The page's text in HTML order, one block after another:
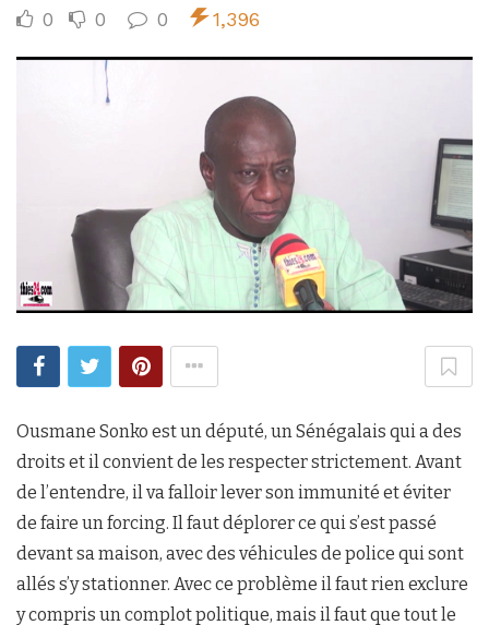
0 0 0 1,396
Ousmane Sonko est un député, un Sénégalais qui a des
droits et il convient de les respecter strictement. Avant
de l’entendre, il va falloir lever son immunité et éviter
de faire un forcing. Il faut déplorer ce qui s’est passé
devant sa maison, avec des véhicules de police qui sont
allés s’y stationner. Avec ce problème il faut rien exclure
y compris un complot politique, mais il faut que tout le